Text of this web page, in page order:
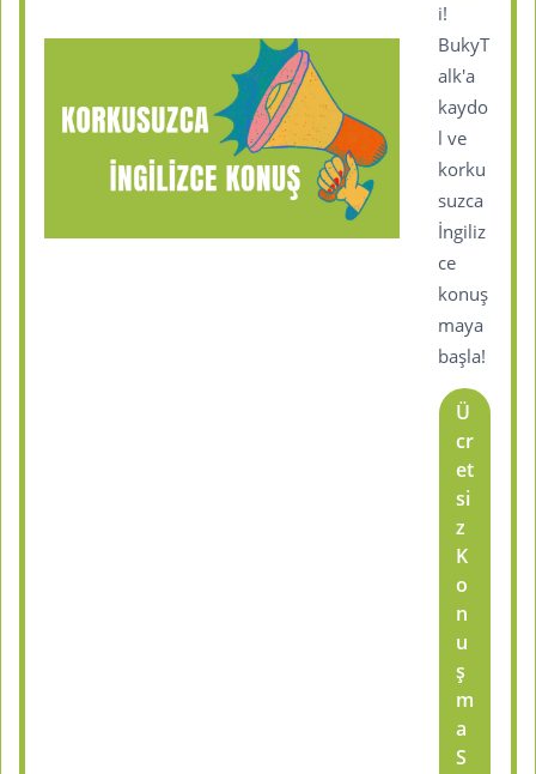
i!
BukyT
alk'a
kaydo
l ve
korku
suzca
İngiliz
ce
konuş
maya
başla!
Ü
cr
et
si
z
K
o
n
u
ş
m
a
S